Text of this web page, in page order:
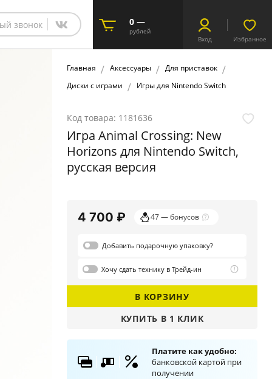
звонок 0 —
рублей
Вход
Избранное
Главная Аксессуары
Для приставок
Диски с играми
Игры для Nintendo Switch
Код товара: 1181636
Игра Animal Crossing: New
Horizons для Nintendo Switch,
русская версия
4 700 ₽ 47 — бонусов
Добавить подарочную упаковку?
Хочу сдать технику в Трейд-ин
В КОРЗИНУ
КУПИТЬ В 1 КЛИК
ДАЛЕЕ
Платите как удобно:
банковской картой при
получении